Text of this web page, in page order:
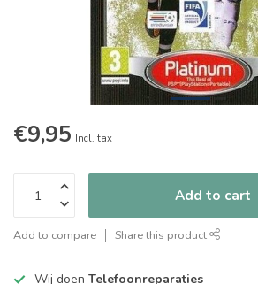
€9,95 Incl. tax
Add to cart
Add to compare Share this product
Wij doen Telefoonreparaties